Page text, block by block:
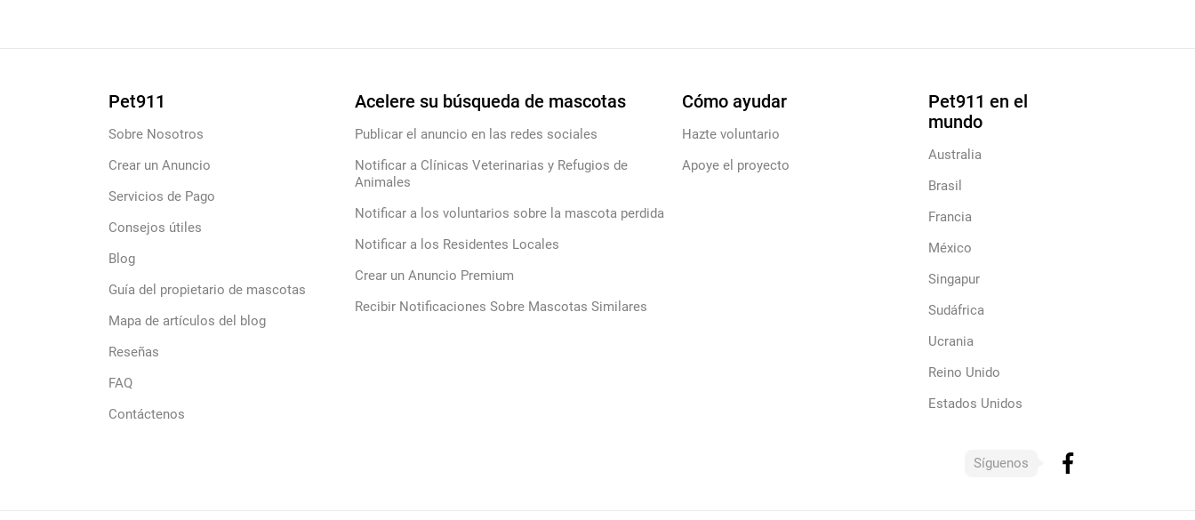
Pet911
Sobre Nosotros
Crear un Anuncio
Servicios de Pago
Consejos útiles
Blog
Guía del propietario de mascotas
Mapa de artículos del blog
Reseñas
FAQ
Contáctenos
Acelere su búsqueda de mascotas
Publicar el anuncio en las redes sociales
Notificar a Clínicas Veterinarias y Refugios de
Animales
Notificar a los voluntarios sobre la mascota perdida
Notificar a los Residentes Locales
Crear un Anuncio Premium
Recibir Notificaciones Sobre Mascotas Similares
Cómo ayudar
Hazte voluntario
Apoye el proyecto
Pet911 en el
mundo
Australia
Brasil
Francia
México
Singapur
Sudáfrica
Ucrania
Reino Unido
Estados Unidos
Síguenos